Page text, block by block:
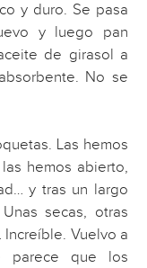
y duro. Se pasa
y luego pan
de girasol a
No se
Las hemos
hemos abierto,
y tras un largo
secas, otras
Increíble. Vuelvo a
parece que los